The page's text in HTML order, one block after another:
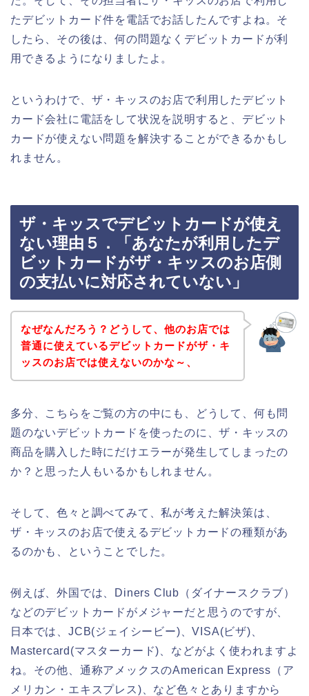
たデビットカード件を電話でお話したんですよね。そ
したら、その後は、何の問題なくデビットカードが利
用できるようになりましたよ。
というわけで、ザ・キッスのお店で利用したデビット
カード会社に電話をして状況を説明すると、デビット
カードが使えない問題を解決することができるかもし
れません。
ザ・キッスでデビットカードが使え
ない理由５．「あなたが利用したデ
ビットカードがザ・キッスのお店側
の支払いに対応されていない」
なぜなんだろう？どうして、他のお店では
普通に使えているデビットカードがザ・キ
ッスのお店では使えないのかな～、
多分、こちらをご覧の方の中にも、どうして、何も問
題のないデビットカードを使ったのに、ザ・キッスの
商品を購入した時にだけエラーが発生してしまったの
か？と思った人もいるかもしれません。
そして、色々と調べてみて、私が考えた解決策は、
ザ・キッスのお店で使えるデビットカードの種類があ
るのかも、ということでした。
例えば、外国では、Diners Club（ダイナースクラブ）
などのデビットカードがメジャーだと思うのですが、
日本では、JCB(ジェイシービー)、VISA(ビザ)、
Mastercard(マスターカード)、などがよく使われますよ
ね。その他、通称アメックスのAmerican Express（ア
メリカン・エキスプレス)、など色々とありますから